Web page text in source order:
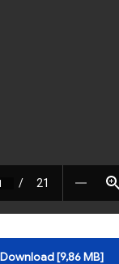
Download [9,86 MB]